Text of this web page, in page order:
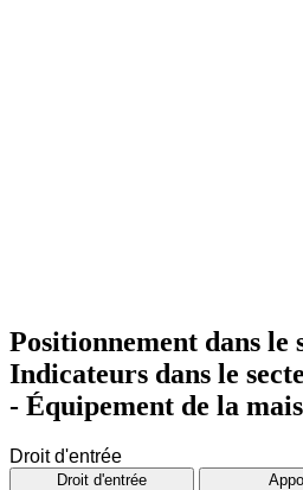
Positionnement dans le
Indicateurs dans le
- Équipement de la
Droit d'entrée